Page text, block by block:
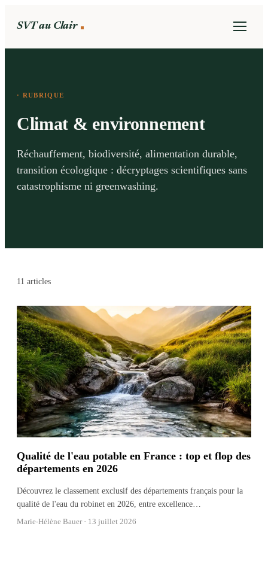
SVT au Clair
· RUBRIQUE
Climat & environnement
Réchauffement, biodiversité, alimentation durable,
transition écologique : décryptages scientifiques sans
catastrophisme ni greenwashing.
11 articles
Qualité de l'eau potable en France : top et flop des
départements en 2026
Découvrez le classement exclusif des départements français pour la
qualité de l'eau du robinet en 2026, entre excellence
Marie-Hélène Bauer · 13 juillet 2026